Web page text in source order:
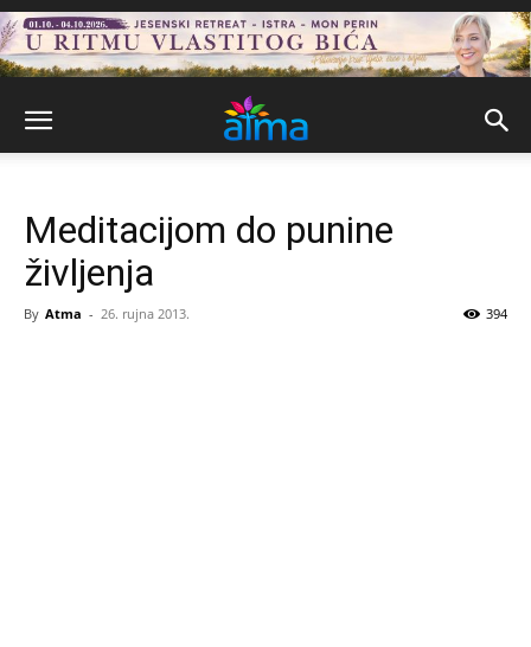
Meditacijom do punine
življenja
By Atma - 26. rujna 2013. 394